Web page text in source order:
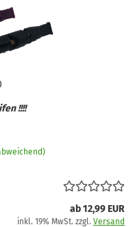
!!!!
ab 12,99 EUR
inkl. 19% MwSt. zzgl. Versand